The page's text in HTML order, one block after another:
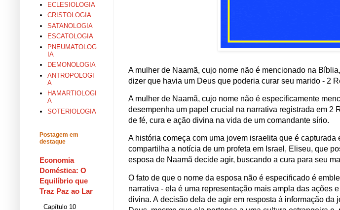
A mulher de Naamã, cujo nome não é mencionado na
dizer que havia um Deus que poderia curar seu marido - 2
A mulher de Naamã, cujo nome não é especificamente
desempenha um papel crucial na narrativa registrada em 2
de fé, cura e ação divina na vida de um comandante sírio.
A história começa com uma jovem israelita que é
compartilha a notícia de um profeta em Israel, Eliseu, que
esposa de Naamã decide agir, buscando a cura para seu
O fato de que o nome da esposa não é especificado é
narrativa - ela é uma representação mais ampla das ações
divina. A decisão dela de agir em resposta à informação da
ECLESIOLOGIA
CRISTOLOGIA
SATANOLOGIA
ESCATOLOGIA
PNEUMATOLOG
IA
DEMONOLOGIA
ANTROPOLOGI
A
HAMARTIOLOGI
A
SOTERIOLOGIA
Postagem em
destaque
Economia
Doméstica: O
Equilíbrio que
Traz Paz ao Lar
Capítulo 10